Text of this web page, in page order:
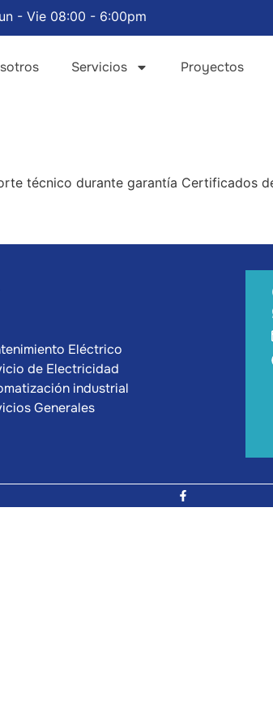
- Vie 08:00 - 6:00pm
Servicios Proyectos
técnico durante garantía Certificados
Eléctrico
de Electricidad
industrial
Generales